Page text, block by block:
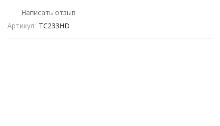
Написать отзыв
Артикул: TC233HD